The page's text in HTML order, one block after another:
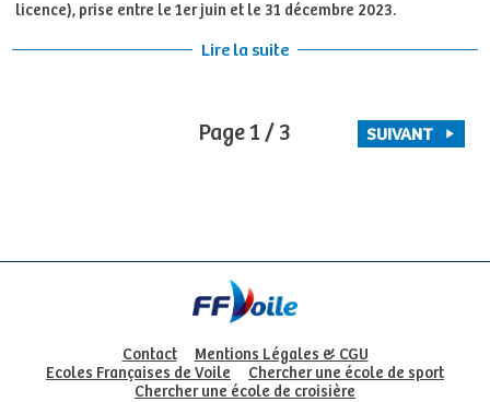
licence), prise entre le 1er juin et le 31 décembre 2023.
Lire la suite
Page 1 / 3 SUIVANT
Contact
Mentions Légales & CGU
Ecoles Françaises de Voile
Chercher une école de sport
Chercher une école de croisière